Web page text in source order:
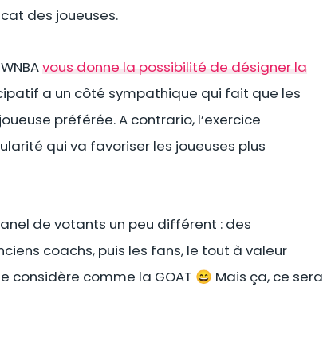
des joueuses.
vous donne la possibilité de désigner la
a un côté sympathique qui fait que les
préférée. A contrario, l’exercice
qui va favoriser les joueuses plus
de votants un peu différent : des
coachs, puis les fans, le tout à valeur
considère comme la GOAT 😄 Mais ça, ce sera